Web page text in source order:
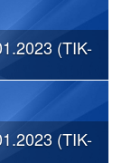
(TIK-
(TIK-